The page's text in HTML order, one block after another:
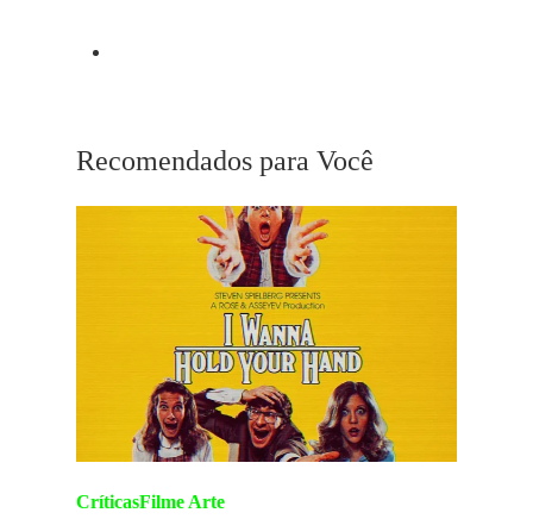
Recomendados para Você
CríticasFilme Arte